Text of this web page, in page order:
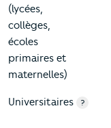
(lycées,
collèges,
écoles
primaires et
maternelles)
Universitaires ?